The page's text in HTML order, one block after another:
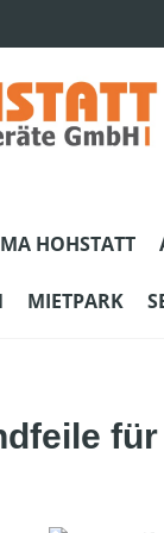
HOHSTATT
MIETPARK